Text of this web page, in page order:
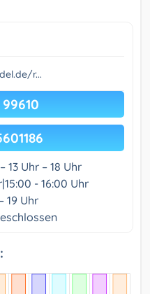
r...
99610
13 Uhr – 18 Uhr
- 16:00 Uhr
19 Uhr